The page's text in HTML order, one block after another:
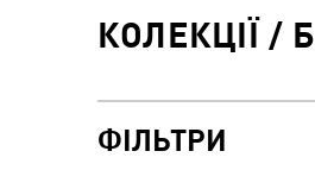
КОЛЕКЦІЇ /
ФІЛЬТРИ